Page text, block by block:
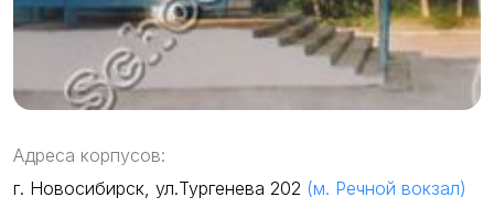
Адреса корпусов:
г. Новосибирск, ул.Тургенева 202 (м. Речной вокзал)